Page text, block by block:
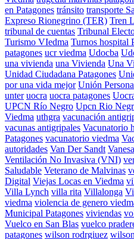
en Patagones tránsito transporte
Expreso Rionegrino (TER) Tren
tribunal de cuentas Tribunal
Turismo VIedma Turnos hospital
patagones ucr viedma Udocba
una vivienda una Vivienda Una
Unidad Ciudadana Patagones
por una vida mejor Unión
unter uocra uocra patagones
UPCN Río Negro Upcn Rio
Viedma uthgra vacunación
vacunas antigripales Vacunatorio
Patagones vacunatorio viedma
autoridades Van Der Sandt
Ventilación No Invasiva (VNI)
Saludable Veterano de Malvinas
Digital Viejas Locas en Viedma
Villa Lynch villa rita Villalonga
viedma violencia de genero
Municipal Patagones viviendas
Vuelco en San Blas vuelco
patagones wilson rodrgiuez